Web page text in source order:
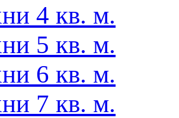
4 кв. м.
5 кв. м.
6 кв. м.
7 кв. м.